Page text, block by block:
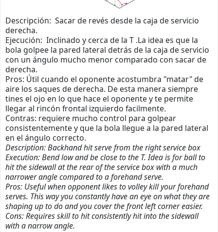
Descripción: Sacar de revés desde la caja de servicio
derecha.
Ejecución: Inclinado y cerca de la T .La idea es que la
bola golpee la pared lateral detrás de la caja de servicio
con un ángulo mucho menor comparado con sacar de
derecha.
Pros: Útil cuando el oponente acostumbra "matar" de
aire los saques de derecha. De esta manera siempre
tines el ojo en lo que hace el oponente y te permite
llegar al rincón frontal izquierdo facilmente.
Contras: requiere mucho control para golpear
consistentemente y que la bola llegue a la pared lateral
en el ángulo correcto.
Description: Backhand hit serve from the right service box
Execution: Bend low and be close to the T. Idea is for ball to
hit the sidewall at the rear of the service box with a much
narrower angle compared to a forehand serve.
Pros: Useful when opponent likes to volley kill your forehand
serves. This way you constantly have an eye on what they are
shaping up to do and you cover the front left corner easier.
Cons: Requires skill to hit consistently hit into the sidewall
with a narrow angle.